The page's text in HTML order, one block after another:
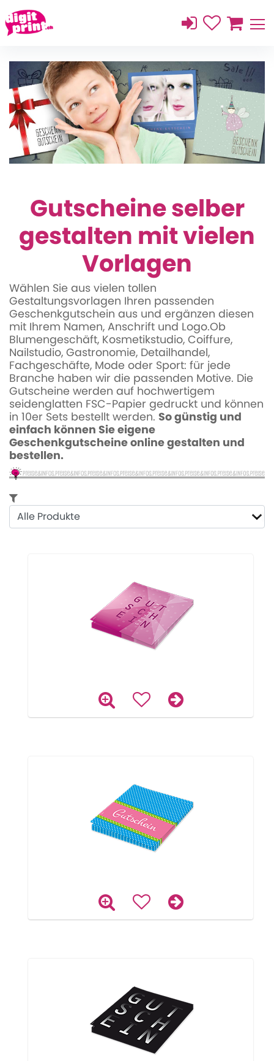
Gutscheine selber
gestalten mit vielen
Vorlagen
Wählen Sie aus vielen tollen
Gestaltungsvorlagen Ihren passenden
Geschenkgutschein aus und ergänzen diesen
mit Ihrem Namen, Anschrift und Logo.Ob
Blumengeschäft, Kosmetikstudio, Coiffure,
Nailstudio, Gastronomie, Detailhandel,
Fachgeschäfte, Mode oder Sport: für jede
Branche haben wir die passenden Motive. Die
Gutscheine werden auf hochwertigem
seidenglatten FSC-Papier gedruckt und können
in 10er Sets bestellt werden. So günstig und
einfach können Sie eigene
Geschenkgutscheine online gestalten und
bestellen.